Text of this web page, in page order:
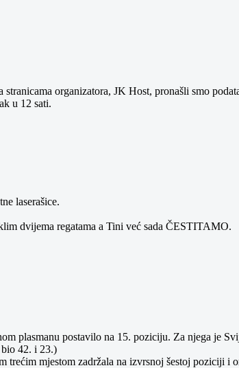
organizatora, JK Host, pronašli smo
u 12 sati.
laserašice.
dvijema regatama a Tini već sada ČESTITAMO.
plasmanu postavilo na 15. poziciju. Za njega je
42. i 23.)
trećim mjestom zadržala na izvrsnoj šestoj poziciji i